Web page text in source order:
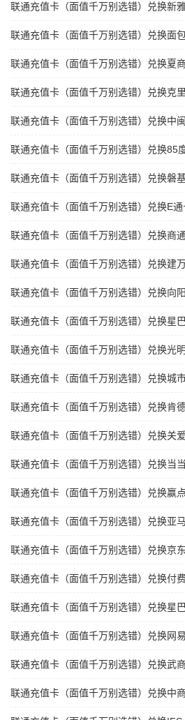
联通充值卡（面值千万别选错）兑换新
联通充值卡（面值千万别选错）兑换面
联通充值卡（面值千万别选错）兑换夏
联通充值卡（面值千万别选错）兑换克
联通充值卡（面值千万别选错）兑换中
联通充值卡（面值千万别选错）兑换85
联通充值卡（面值千万别选错）兑换磐
联通充值卡（面值千万别选错）兑换E通
联通充值卡（面值千万别选错）兑换商
联通充值卡（面值千万别选错）兑换建
联通充值卡（面值千万别选错）兑换向
联通充值卡（面值千万别选错）兑换星
联通充值卡（面值千万别选错）兑换光
联通充值卡（面值千万别选错）兑换城
联通充值卡（面值千万别选错）兑换肯
联通充值卡（面值千万别选错）兑换关
联通充值卡（面值千万别选错）兑换当
联通充值卡（面值千万别选错）兑换赢
联通充值卡（面值千万别选错）兑换亚
联通充值卡（面值千万别选错）兑换京
联通充值卡（面值千万别选错）兑换付
联通充值卡（面值千万别选错）兑换星
联通充值卡（面值千万别选错）兑换网
联通充值卡（面值千万别选错）兑换武
联通充值卡（面值千万别选错）兑换中